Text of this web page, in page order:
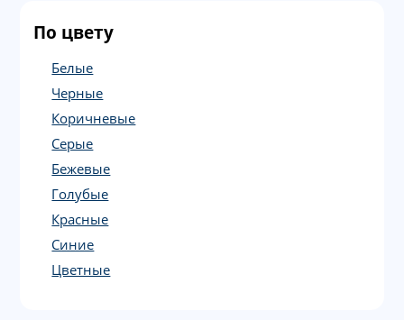
По цвету
Белые
Черные
Коричневые
Серые
Бежевые
Голубые
Красные
Синие
Цветные